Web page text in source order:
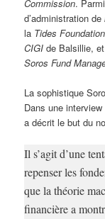
Commission.
d’administration de
la Tides Foundation
CIGI de Balsillie,
Soros Fund
La sophistique
Dans une interview
a décrit le but du
Il s’agit d’une
repenser les
que la théorie
financière a